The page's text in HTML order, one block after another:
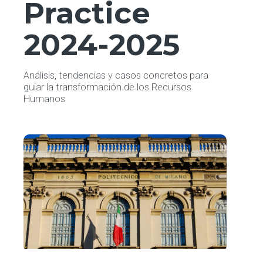
Practice
2024-2025
Análisis, tendencias y casos concretos para
guiar la transformación de los Recursos
Humanos